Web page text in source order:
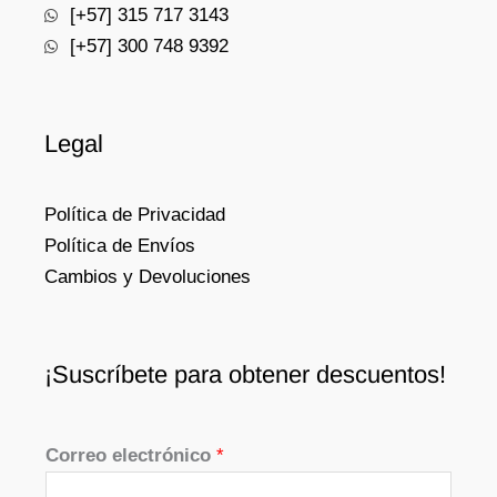
[+57] 315 717 3143
[+57] 300 748 9392
Legal
Política de Privacidad
Política de Envíos
Cambios y Devoluciones
¡Suscríbete para obtener descuentos!
Correo electrónico *